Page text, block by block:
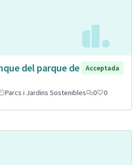
del parque de
Acceptada
Parcs i Jardins Sostenibles 0 0